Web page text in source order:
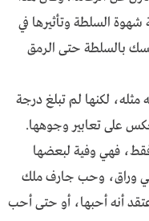
شهوة السلطة وتأثيرها في
بالسلطة حتى الرمق
لكنها لم تبلغ درجة
على تعابير وجوهها.
فقط، فهي وفية لبعضها
حي وراق، وحب جارف ملك
أنه أحبها، أو حتى أحب